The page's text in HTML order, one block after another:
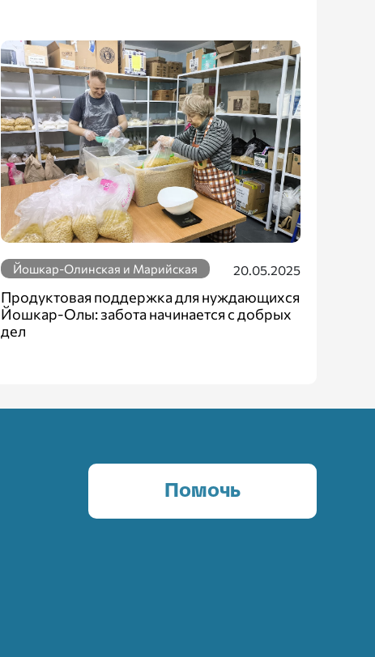
Йошкар-Олинская и Марийская 20.05.2025
Продуктовая поддержка для нуждающихся
Йошкар-Олы: забота начинается с добрых
дел
Помочь